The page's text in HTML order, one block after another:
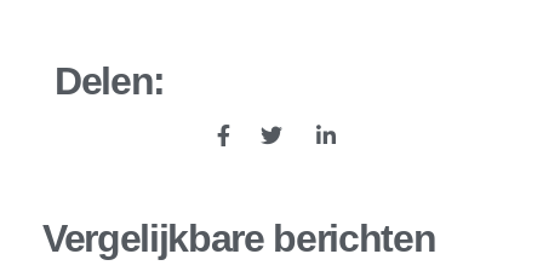
Delen:
Vergelijkbare berichten